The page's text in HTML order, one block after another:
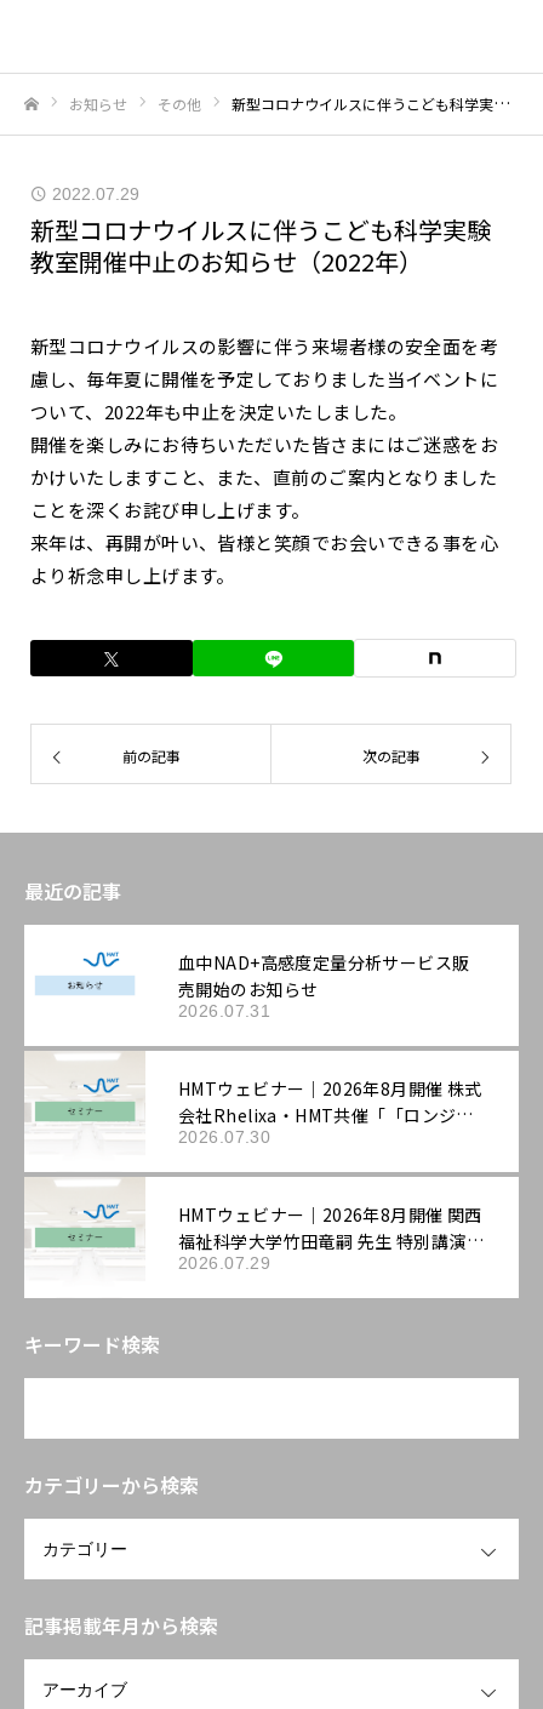
お知らせ その他 新型コロナウイルスに伴うこども科学実験教室開催中止のお知らせ（2022年）
2022.07.29
新型コロナウイルスに伴うこども科学実験
教室開催中止のお知らせ（2022年）
新型コロナウイルスの影響に伴う来場者様の安全面を考
慮し、毎年夏に開催を予定しておりました当イベントに
ついて、2022年も中止を決定いたしました。
開催を楽しみにお待ちいただいた皆さまにはご迷惑をお
かけいたしますこと、また、直前のご案内となりました
ことを深くお詫び申し上げます。
来年は、再開が叶い、皆様と笑顔でお会いできる事を心
より祈念申し上げます。
前の記事 次の記事
最近の記事
血中NAD+高感度定量分析サービス販
売開始のお知らせ
2026.07.31
HMTウェビナー｜2026年8月開催 株式
会社Rhelixa・HMT共催「「ロンジェ
ビティ」を科学する：最先端の抗老化
評価戦略」
2026.07.30
HMTウェビナー｜2026年8月開催 関西
福祉科学大学竹田竜嗣 先生 特別講演
「第3回機能性表示ラボ：ロンジェビテ
ィ市場の最新動向と「機能性表示食
み立て方」
2026.07.29
キーワード検索
カテゴリーから検索
OPEN
記事掲載年月から検索
OPEN